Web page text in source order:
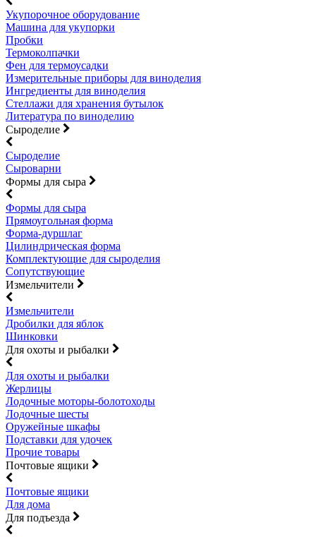
Укупорочное оборудование
Машина для укупорки
Пробки
Термоколпачки
Фен для термоусадки
Измерительные приборы для виноделия
Ингредиенты для виноделия
Стеллажи для хранения бутылок
Литература по виноделию
Сыроделие
Сыроделие
Сыроварни
Формы для сыра
Формы для сыра
Прямоугольная форма
Форма-дуршлаг
Цилиндрическая форма
Комплектующие для сыроделия
Сопутствующие
Измельчители
Измельчители
Дробилки для яблок
Шинковки
Для охоты и рыбалки
Для охоты и рыбалки
Жерлицы
Лодочные моторы-болотоходы
Лодочные шесты
Оружейные шкафы
Подставки для удочек
Прочие товары
Почтовые ящики
Почтовые ящики
Для дома
Для подъезда